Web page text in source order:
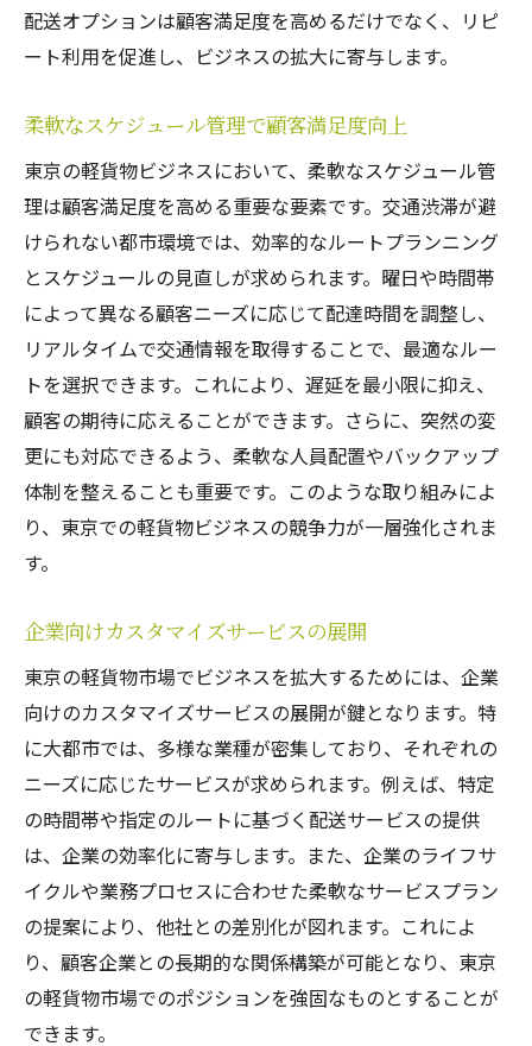
配送オプションは顧客満足度を高めるだけでなく、リピ
ート利用を促進し、ビジネスの拡大に寄与します。
柔軟なスケジュール管理で顧客満足度向上
東京の軽貨物ビジネスにおいて、柔軟なスケジュール管
理は顧客満足度を高める重要な要素です。交通渋滞が避
けられない都市環境では、効率的なルートプランニング
とスケジュールの見直しが求められます。曜日や時間帯
によって異なる顧客ニーズに応じて配達時間を調整し、
リアルタイムで交通情報を取得することで、最適なルー
トを選択できます。これにより、遅延を最小限に抑え、
顧客の期待に応えることができます。さらに、突然の変
更にも対応できるよう、柔軟な人員配置やバックアップ
体制を整えることも重要です。このような取り組みによ
り、東京での軽貨物ビジネスの競争力が一層強化されま
す。
企業向けカスタマイズサービスの展開
東京の軽貨物市場でビジネスを拡大するためには、企業
向けのカスタマイズサービスの展開が鍵となります。特
に大都市では、多様な業種が密集しており、それぞれの
ニーズに応じたサービスが求められます。例えば、特定
の時間帯や指定のルートに基づく配送サービスの提供
は、企業の効率化に寄与します。また、企業のライフサ
イクルや業務プロセスに合わせた柔軟なサービスプラン
の提案により、他社との差別化が図れます。これによ
り、顧客企業との長期的な関係構築が可能となり、東京
の軽貨物市場でのポジションを強固なものとすることが
できます。